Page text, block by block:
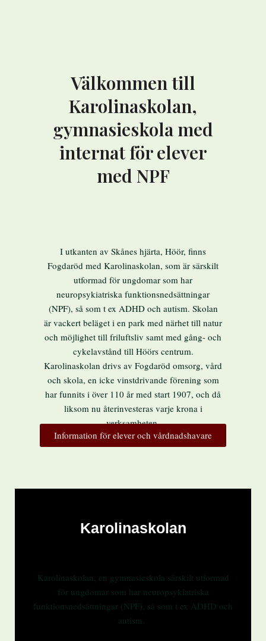
Välkommen till
Karolinaskolan,
gymnasieskola med
internat för elever
med NPF
I utkanten av Skånes hjärta, Höör, finns
Fogdaröd med Karolinaskolan, som är särskilt
utformad för ungdomar som har
neuropsykiatriska funktionsnedsättningar
(NPF), så som t ex ADHD och autism. Skolan
är vackert beläget i en park med närhet till natur
och möjlighet till friluftsliv samt med gång- och
cykelavstånd till Höörs centrum.
Karolinaskolan drivs av Fogdaröd omsorg, vård
och skola, en icke vinstdrivande förening som
har funnits i över 110 år med start 1907, och då
liksom nu återinvesteras varje krona i
verksamheten.
Information för elever och vårdnadshavare
Karolinaskolan
Karolinaskolan, en gymnasieskola särskilt utformad
för ungdomar som har neuropsykiatriska
funktionsnedsättningar (NPF), så som t ex ADHD och
autism.